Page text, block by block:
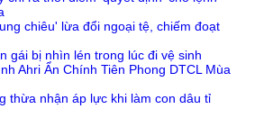
chiêu' lừa đổi ngoại tệ, chiếm đoạt
gái bị nhìn lén trong lúc đi vệ sinh
Ahri Ẩn Chính Tiên Phong DTCL Mùa
thừa nhận áp lực khi làm con dâu tỉ